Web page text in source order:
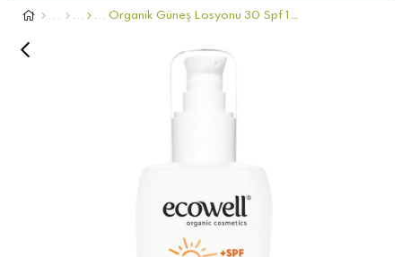
Organik Güneş Losyonu 30 Spf 150 Ml